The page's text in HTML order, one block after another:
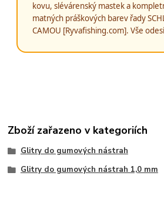
kovu, slévárenský mastek a
matných práškových barev řady
CAMOU [Ryvafishing.com]. Vše
Zboží zařazeno v kategoriích
Glitry do gumových nástrah
Glitry do gumových nástrah 1,0 mm